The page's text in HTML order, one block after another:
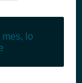
lo